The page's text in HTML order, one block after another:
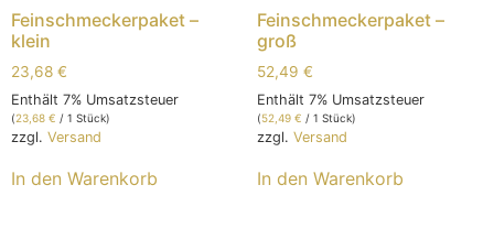
Feinschmeckerpaket –
klein
23,68 €
Enthält 7% Umsatzsteuer
(23,68 € / 1 Stück)
zzgl. Versand
In den Warenkorb
Feinschmeckerpaket –
groß
52,49 €
Enthält 7% Umsatzsteuer
(52,49 € / 1 Stück)
zzgl. Versand
In den Warenkorb